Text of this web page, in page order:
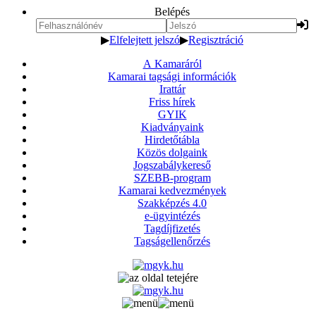
Belépés
▶Elfelejtett jelszó▶Regisztráció
A Kamaráról
Kamarai tagsági információk
Irattár
Friss hírek
GYIK
Kiadványaink
Hirdetőtábla
Közös dolgaink
Jogszabálykereső
SZEBB-program
Kamarai kedvezmények
Szakképzés 4.0
e-ügyintézés
Tagdíjfizetés
Tagságellenőrzés